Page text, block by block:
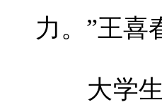
力。”王喜
大学生